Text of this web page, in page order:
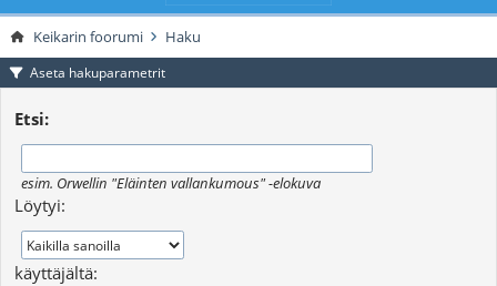
Keikarin foorumi Haku
Aseta hakuparametrit
Etsi:
esim. Orwellin "Eläinten vallankumous" -elokuva
Löytyi:
käyttäjältä: